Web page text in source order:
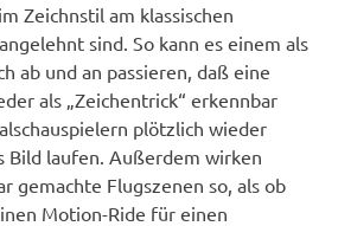
Zeichnstil am klassischen
sind. So kann es einem als
ab und an passieren, daß eine
als „Zeichentrick“ erkennbar
plötzlich wieder
Bild laufen. Außerdem wirken
gemachte Flugszenen so, als ob
Motion-Ride für einen